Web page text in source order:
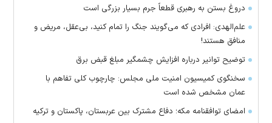
دروغ بستن به رهبری قطعاً جرم بسیار بزرگی است
علم‌الهدی: افرادی که می‌گویند جنگ را تمام کنید، بی‌عقل، مریض و
منافق هستند!
توضیح توانیر درباره افزایش چشمگیر مبلغ قبض برق
سخنگوی کمیسیون امنیت ملی مجلس: چارچوب کلی تفاهم با
عمان مشخص شده است
امضای توافقنامه مکه؛ دفاع مشترک بین عربستان، پاکستان و ترکیه